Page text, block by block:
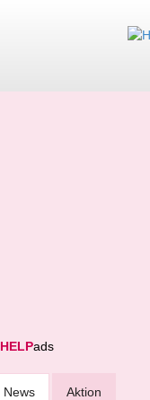
HELPads
News Aktion